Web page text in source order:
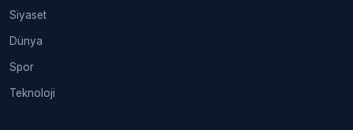
Siyaset
Dünya
Spor
Teknoloji